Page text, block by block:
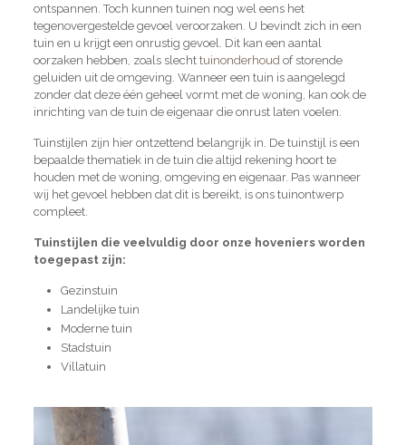
ontspannen. Toch kunnen tuinen nog wel eens het
tegenovergestelde gevoel veroorzaken. U bevindt zich in een
tuin en u krijgt een onrustig gevoel. Dit kan een aantal
oorzaken hebben, zoals slecht tuinonderhoud of storende
geluiden uit de omgeving. Wanneer een tuin is aangelegd
zonder dat deze één geheel vormt met de woning, kan ook de
inrichting van de tuin de eigenaar die onrust laten voelen.
Tuinstijlen zijn hier ontzettend belangrijk in. De tuinstijl is een
bepaalde thematiek in de tuin die altijd rekening hoort te
houden met de woning, omgeving en eigenaar. Pas wanneer
wij het gevoel hebben dat dit is bereikt, is ons tuinontwerp
compleet.
Tuinstijlen die veelvuldig door onze hoveniers worden
toegepast zijn:
Gezinstuin
Landelijke tuin
Moderne tuin
Stadstuin
Villatuin